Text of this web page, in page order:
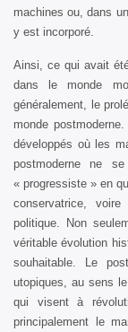
machines ou, dans
y est incorporé.
Ainsi, ce qui avait
dans le monde
généralement, le
monde
développés où les
postmoderne ne
« progressiste » en
conservatrice,
politique. Non
véritable évolution
souhaitable. Le
utopiques, au sens
qui visent à
principalement le